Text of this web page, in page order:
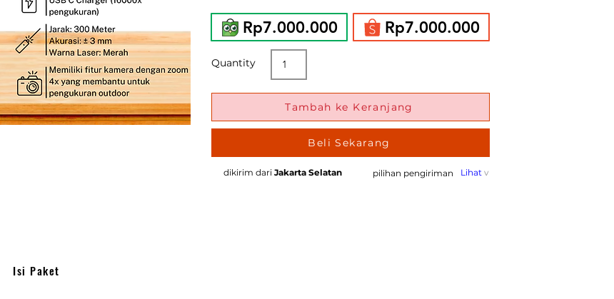
Tambah ke Keranjang
Quantity
Beli Sekarang
Lihat v
dikirim dari Jakarta Selatan pilihan pengiriman
Rp7.000.000 Rp7.000.000
Isi Paket